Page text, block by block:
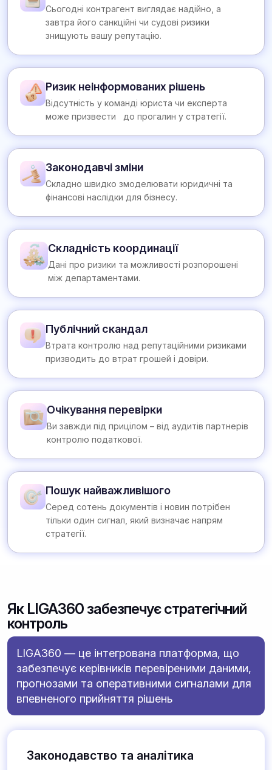
Сьогодні контрагент виглядає надійно, а
завтра його санкційні чи судові ризики
знищують вашу репутацію.
Ризик неінформованих рішень
Відсутність у команді юриста чи експерта
може призвести до прогалин у стратегії.
Законодавчі зміни
Складно швидко змоделювати юридичні та
фінансові наслідки для бізнесу.
Складність координації
Дані про ризики та можливості розпорошені
між департаментами.
Публічний скандал
Втрата контролю над репутаційними ризиками
призводить до втрат грошей і довіри.
Очікування перевірки
Ви завжди під прицілом – від аудитів партнерів
контролю податкової.
Пошук найважливішого
Серед сотень документів і новин потрібен
тільки один сигнал, який визначає напрям
стратегії.
Як LIGA360 забезпечує стратегічний
контроль
LIGA360 — це інтегрована платформа, що
забезпечує керівників перевіреними даними,
прогнозами та оперативними сигналами для
впевненого прийняття рішень
Законодавство та аналітика